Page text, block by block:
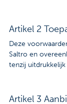
Artikel 2
Deze
Saltro en
tenzij
Artikel 3